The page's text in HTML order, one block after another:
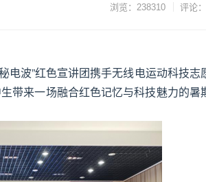
浏览：238310 评论
电波”红色宣讲团携手无线电运动科技志
带来一场融合红色记忆与科技魅力的暑